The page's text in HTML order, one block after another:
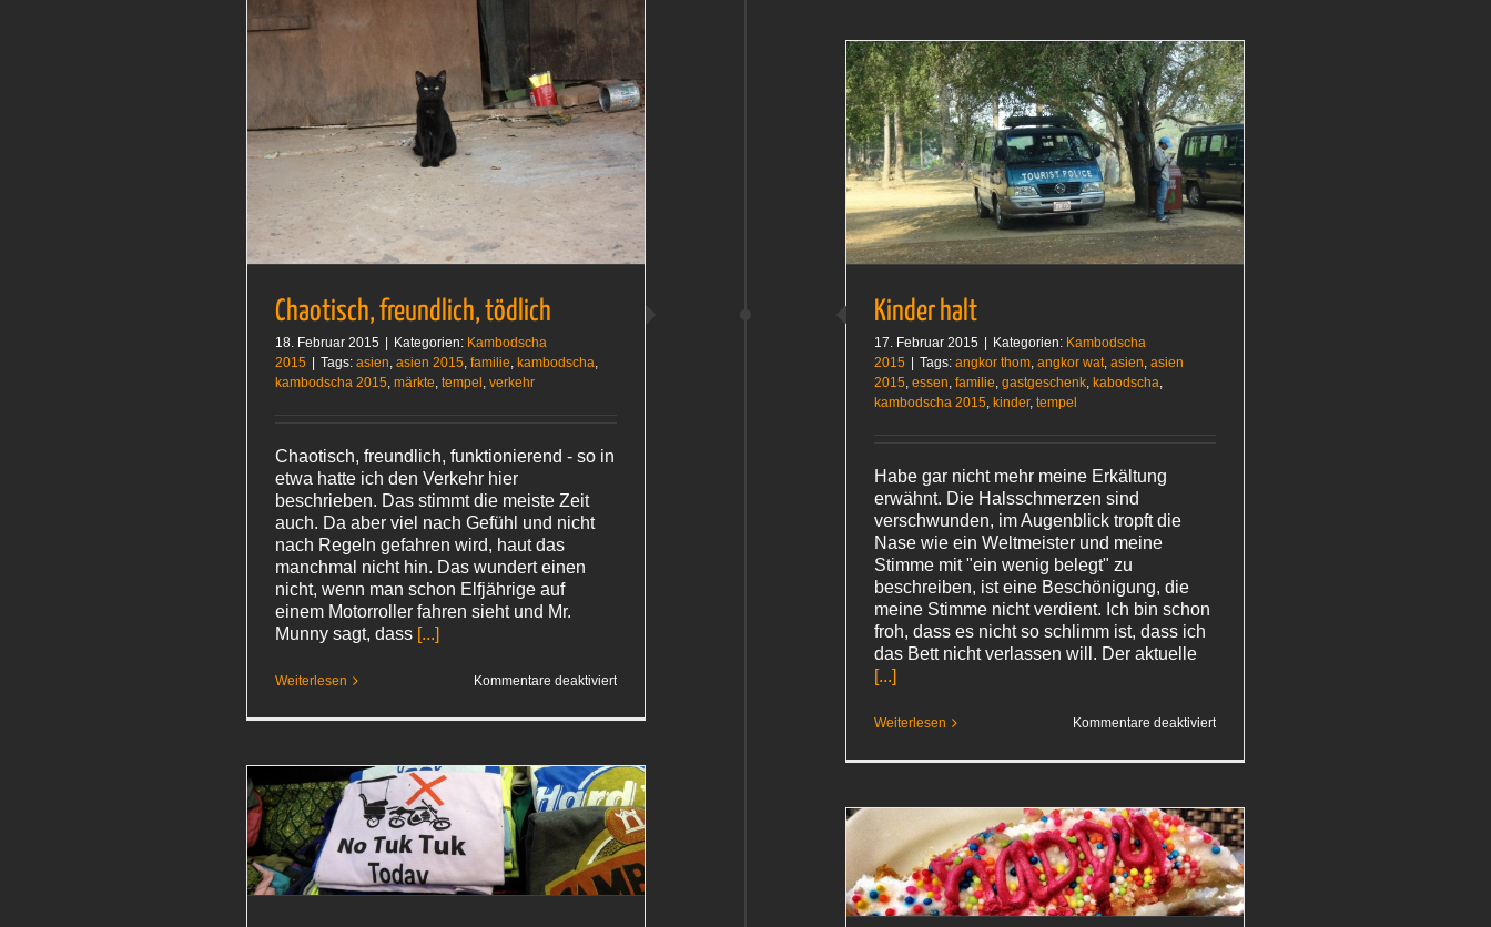
Chaotisch, freundlich, tödlich
18. Februar 2015 Kategorien: Kambodscha
2015
Tags: asien, asien 2015, familie, kambodscha,
kambodscha 2015, märkte, tempel , verkehr
Chaotisch, freundlich, funktionierend - so in
etwa hatte ich den Verkehr hier
beschrieben. Das stimmt die meiste Zeit
auch. Da aber viel nach Gefühl und nicht
nach Regeln gefahren wird, haut das
manchmal nicht hin. Das wundert einen
nicht, wenn man schon Elfjährige auf
einem Motorroller fahren sieht und Mr.
Munny sagt, dass [...]
Weiterlesen Kommentare deaktiviertfür
Kinder halt
Kambodscha 2015
Kinder halt
17. Februar 2015 Kategorien: Kambodscha
2015
Tags: angkor thom, angkor wat, asien, asien
2015, essen, familie, gastgeschenk, kabodscha,
kambodscha 2015, kinder, tempel
Habe gar nicht mehr meine Erkältung
erwähnt. Die Halsschmerzen sind
verschwunden, im Augenblick tropft die
Nase wie ein Weltmeister und meine
Stimme mit "ein wenig belegt" zu
beschreiben, ist eine Beschönigung, die
meine Stimme nicht verdient. Ich bin schon
froh, dass es nicht so schlimm ist, dass ich
das Bett nicht verlassen will. Der aktuelle
[...]
Weiterlesen Kommentare deaktiviertfür
Erste Lektionen oder Tuk-Tuk-Fahrt mit
Werbeunterbrechung